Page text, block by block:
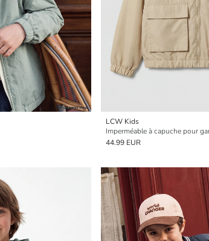
LCW Kids
Imperméable à capuche pour
44.99 EUR